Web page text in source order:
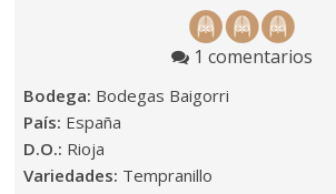
1 comentarios
Bodega: Bodegas Baigorri
País: España
D.O.: Rioja
Variedades: Tempranillo